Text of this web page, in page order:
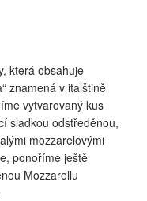
která obsahuje
znamená v italštině
vytvarovaný kus
sladkou odstředěnou,
mozzarelovými
ponoříme ještě
Mozzarellu